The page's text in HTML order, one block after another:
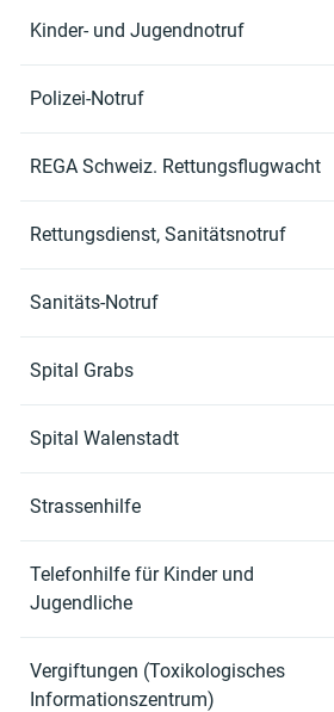
Kinder- und Jugendnotruf
Polizei-Notruf
REGA Schweiz. Rettungsflugwacht
Rettungsdienst, Sanitätsnotruf
Sanitäts-Notruf
Spital Grabs
Spital Walenstadt
Strassenhilfe
Telefonhilfe für Kinder und
Jugendliche
Vergiftungen (Toxikologisches
Informationszentrum)